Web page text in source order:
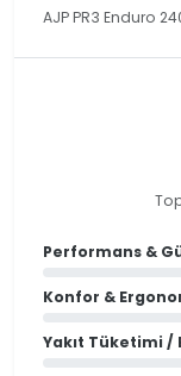
AJP PR3 Enduro
Performans &
Konfor &
Yakıt Tüketimi /